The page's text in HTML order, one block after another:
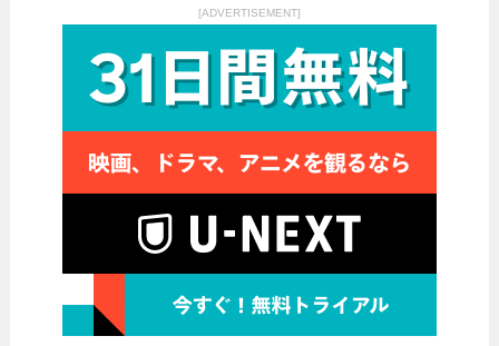
[ADVERTISEMENT]